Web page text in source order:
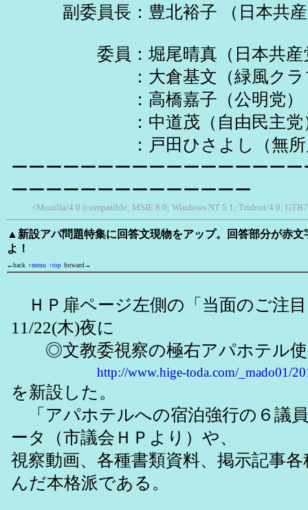
副委員長：豊北裕子 （日本共産
委員：堀尾晴真（日本共産
：大倉基文（緑風クラ
：高橋嘉子（公明党）
：中道茂（自由民主党
：戸田ひさよし（無所属
ーーーーーーーーーーーーーーーー
ーーーーーーーーーーーーーー
<Mozilla/4.0 (compatible; MSIE 8.0; Windows NT 5.1; Trident/4.0;
▲新設アパ問題特集に回答文現物をアップ。回答部分が赤文
よ！
←back ↑menu ↑top forward→
ＨＰ扉ページ左側の「当面のご注
11/22(木)夜に
◎文教委視察の極右アパホテル使
http://www.hige-toda.com/_mado01/
を新設した。
「アパホテルへの宿泊強行の６議
ータ（市議会ＨＰより）や、
視察動画、各種書類資料、掲示記事
んだ本格派である。